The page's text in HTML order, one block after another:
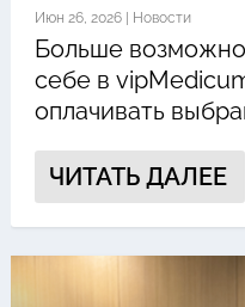
Июн 26, 2026| Новости
Больше
себе в
оплачивать
ЧИТАТЬ ДАЛЕЕ